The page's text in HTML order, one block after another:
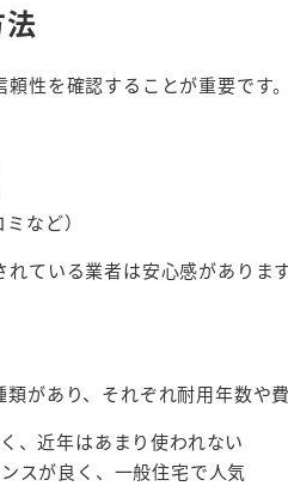
性を確認することが重要です。
など）
ている業者は安心感があります
があり、それぞれ耐用年数や費
、近年はあまり使われない
スが良く、一般住宅で人気